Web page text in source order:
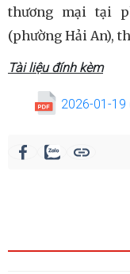
thương mại tại
(phường Hải An),
Tài liệu đính kèm
2026-01-19